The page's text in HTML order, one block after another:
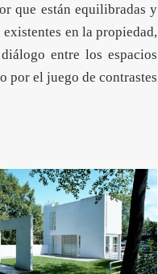
que están equilibradas y
en la propiedad,
entre los espacios
por el juego de contrastes